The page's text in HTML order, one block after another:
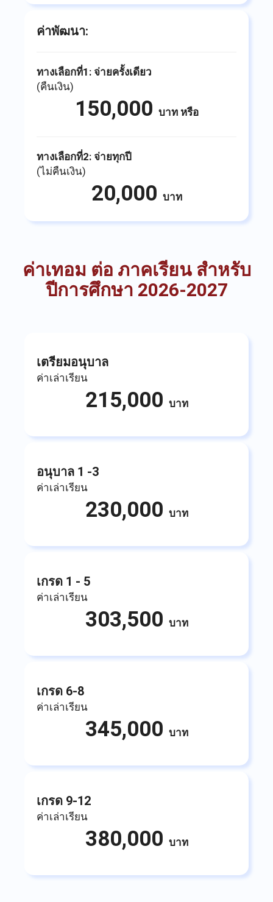
ค่าพัฒนา:
ทางเลือกที่1: จ่ายครั้งเดียว
(คืนเงิน)
150,000 บาท หรือ
ทางเลือกที่2: จ่ายทุกปี
(ไม่คืนเงิน)
20,000 บาท
ค่าเทอม ต่อ ภาคเรียน สำหรับ
ปีการศึกษา 2026-2027
เตรียมอนุบาล
ค่าเล่าเรียน
215,000 บาท
อนุบาล 1 -3
ค่าเล่าเรียน
230,000 บาท
เกรด 1 - 5
ค่าเล่าเรียน
303,500 บาท
เกรด 6-8
ค่าเล่าเรียน
345,000 บาท
เกรด 9-12
ค่าเล่าเรียน
380,000 บาท